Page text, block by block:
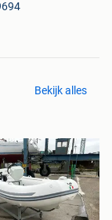
16.00 uur
Bekijk alles